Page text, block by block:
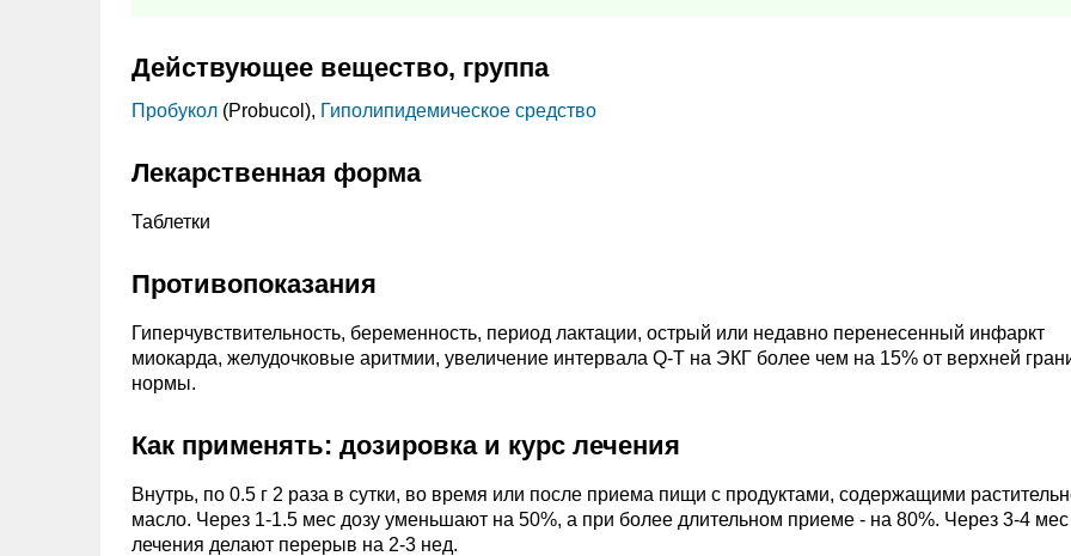
Действующее вещество, группа
Пробукол (Probucol), Гиполипидемическое средство
Лекарственная форма
Таблетки
Противопоказания
Гиперчувствительность, беременность, период лактации, острый или недавно перенесенный инфаркт
миокарда, желудочковые аритмии, увеличение интервала Q-T на ЭКГ более чем на 15% от верхней
нормы.
Как применять: дозировка и курс лечения
Внутрь, по 0.5 г 2 раза в сутки, во время или после приема пищи с продуктами, содержащими
масло. Через 1-1.5 мес дозу уменьшают на 50%, а при более длительном приеме - на 80%. Через 3-4 мес
лечения делают перерыв на 2-3 нед.